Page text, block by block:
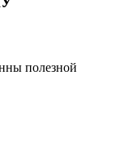
полезной